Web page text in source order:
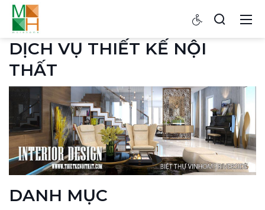
DỊCH VỤ THIẾT KẾ NỘI
THẤT
DANH MỤC